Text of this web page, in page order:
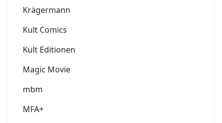
Krägermann
Kult Comics
Kult Editionen
Magic Movie
mbm
MFA+